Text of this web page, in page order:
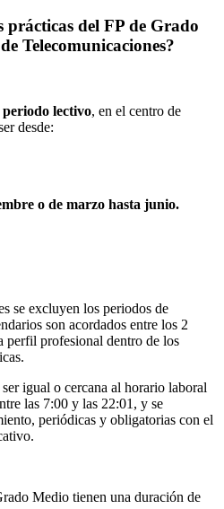
prácticas del FP de Grado
Telecomunicaciones?
periodo lectivo, en el centro de
desde:
o de marzo hasta junio.
se excluyen los periodos de
son acordados entre los 2
perfil profesional dentro de los
igual o cercana al horario laboral
las 7:00 y las 22:01, y se
periódicas y obligatorias con el
Medio tienen una duración de